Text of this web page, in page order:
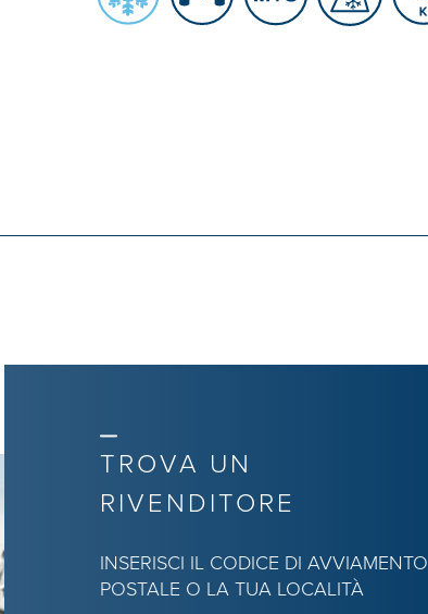
TROVA UN
RIVENDITORE
INSERISCI IL CODICE DI AVVIAMENTO
POSTALE O LA TUA LOCALITÀ